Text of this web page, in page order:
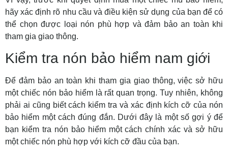
hãy xác định rõ nhu cầu và điều kiện sử dụng của bạn để có
thể chọn được loại nón phù hợp và đảm bảo an toàn khi
tham gia giao thông.
Kiểm tra nón bảo hiểm nam giới
Để đảm bảo an toàn khi tham gia giao thông, việc sở hữu
một chiếc nón bảo hiểm là rất quan trọng. Tuy nhiên, không
phải ai cũng biết cách kiểm tra và xác định kích cỡ của nón
bảo hiểm một cách đúng đắn. Dưới đây là một số gợi ý để
bạn kiểm tra nón bảo hiểm một cách chính xác và sở hữu
một chiếc nón phù hợp với kích cỡ đầu của bạn.